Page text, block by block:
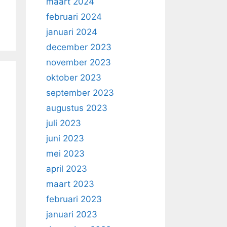
februari 2024
januari 2024
december 2023
november 2023
oktober 2023
september 2023
augustus 2023
juli 2023
juni 2023
mei 2023
april 2023
maart 2023
februari 2023
januari 2023